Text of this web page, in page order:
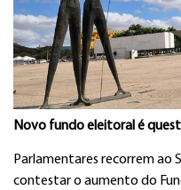
Novo fundo eleitoral é
Parlamentares recorrem ao
contestar o aumento do